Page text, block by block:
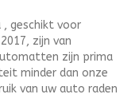
, geschikt voor
zijn van
zijn prima
minder dan onze
van uw auto raden